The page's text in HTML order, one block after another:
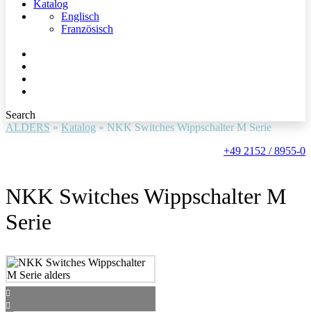
Katalog
Englisch
Französisch
Search
ALDERS » Katalog » NKK Switches Wippschalter M Serie
+49 2152 / 8955-0
NKK Switches Wippschalter M
Serie